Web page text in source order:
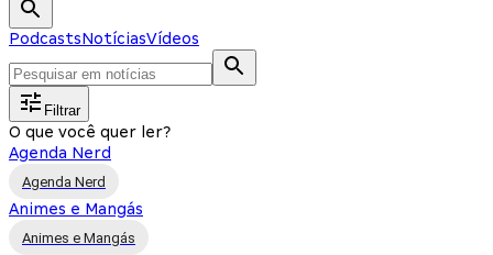
PodcastsNotíciasVídeos
Filtrar
O que você quer ler?
Agenda Nerd
Agenda Nerd
Animes e Mangás
Animes e Mangás